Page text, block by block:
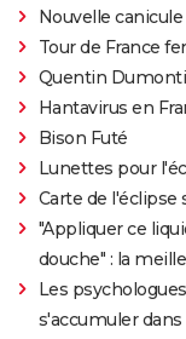
Nouvelle canicule
Tour de France
Quentin
Hantavirus en
Bison Futé
Lunettes pour
Carte de l'éclipse
"Appliquer ce
douche" : la
Les
s'accumuler